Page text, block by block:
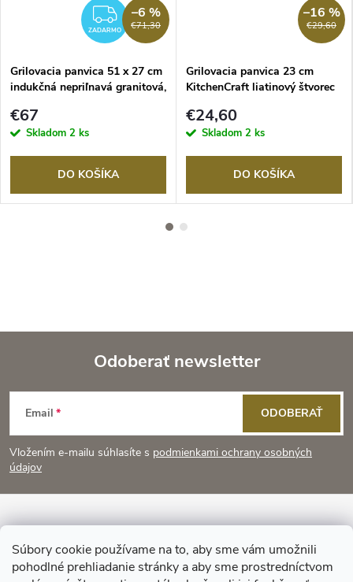
Súbory cookie používame na to, aby sme vám umožnili
pohodlné prehliadanie stránky a aby sme prostredníctvom
ZADARMO
ZADARMO €71,30
–6 %
Grilovacia panvica 51 x 27 cm
indukčná nepriľnavá granitová,
€67
Skladom 2 ks
DO KOŠÍKA
€29,60
–16 %
Grilovacia panvica 23 cm
KitchenCraft liatinový štvorec
€24,60
Skladom 2 ks
DO KOŠÍKA
Z
á
p
ä
Odoberať newsletter
Email
Vložením e-mailu súhlasíte s podmienkami ochrany osobných
údajov
ODOBERAŤ
Informácie pre vás
Prijímame online platby